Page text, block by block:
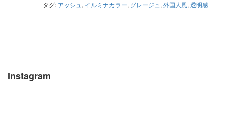
タグ: アッシュ , イルミナカラー, グレージュ , 外国人風, 透明感
Instagram